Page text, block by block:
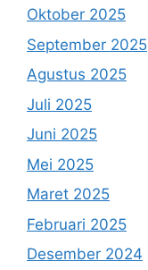
Oktober 2025
September 2025
Agustus 2025
Juli 2025
Juni 2025
Mei 2025
Maret 2025
Februari 2025
Desember 2024